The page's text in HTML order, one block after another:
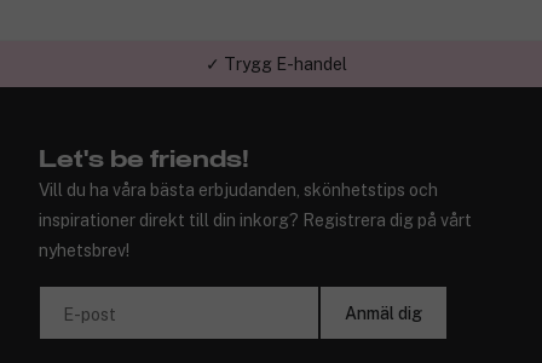
✓ Trygg E-handel
Let's be friends!
Vill du ha våra bästa erbjudanden, skönhetstips och
inspirationer direkt till din inkorg? Registrera dig på vårt
nyhetsbrev!
E-post Anmäl dig